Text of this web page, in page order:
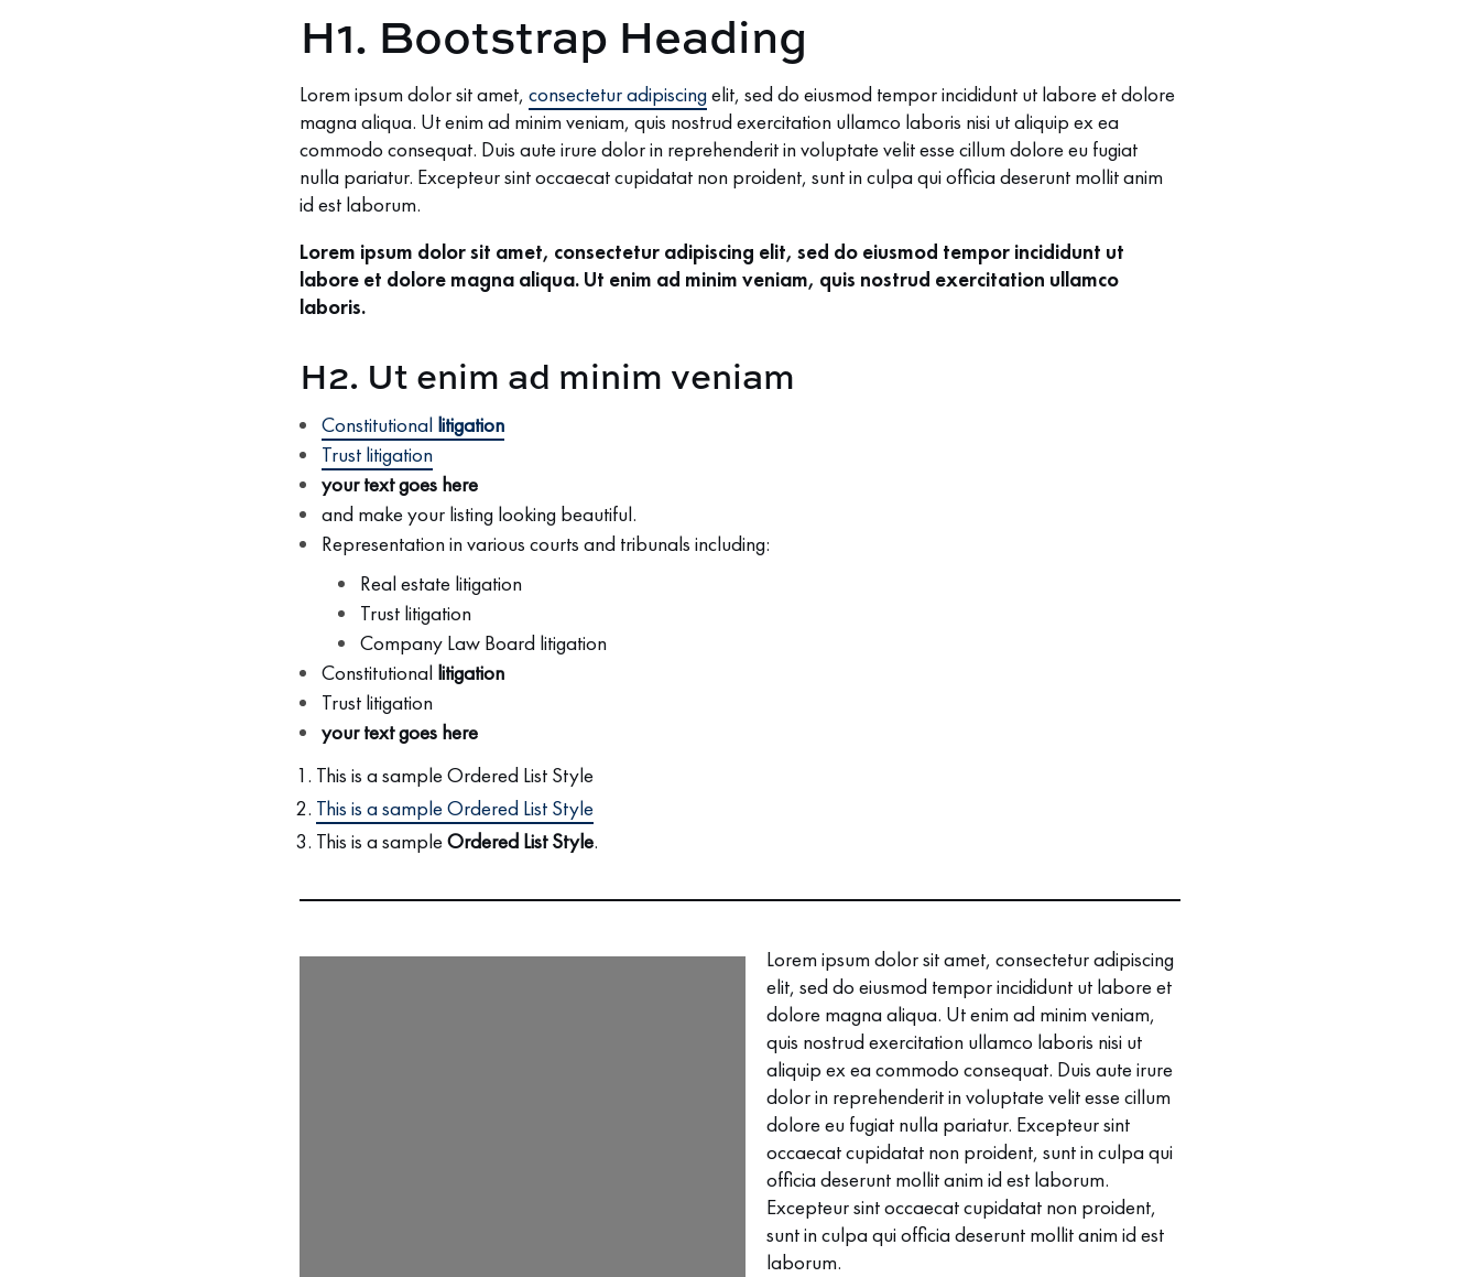
H1. Bootstrap Heading
Lorem ipsum dolor sit amet, consectetur adipiscingelit, sed do eiusmod tempor incididunt ut labore et dolore
magna aliqua. Ut enim ad minim veniam, quis nostrud exercitation ullamco laboris nisi ut aliquip ex ea
commodo consequat. Duis aute irure dolor in reprehenderit in voluptate velit esse cillum dolore eu fugiat
nulla pariatur. Excepteur sint occaecat cupidatat non proident, sunt in culpa qui officia deserunt mollit anim
id est laborum.
Lorem ipsum dolor sit amet, consectetur adipiscing elit, sed do eiusmod tempor incididunt ut
labore et dolore magna aliqua. Ut enim ad minim veniam, quis nostrud exercitation ullamco
laboris.
H2. Ut enim ad minim veniam
Constitutional litigation
Trust litigation
your text goes here
and make your listing looking beautiful.
Representation in various courts and tribunals including:
Real estate litigation
Trust litigation
Company Law Board litigation
Constitutional litigation
Trust litigation
your text goes here
This is a sample Ordered List Style
This is a sample Ordered List Style
This is a sampleOrdered List Style.
Lorem ipsum dolor sit amet, consectetur adipiscing
elit, sed do eiusmod tempor incididunt ut labore et
dolore magna aliqua. Ut enim ad minim veniam,
quis nostrud exercitation ullamco laboris nisi ut
aliquip ex ea commodo consequat. Duis aute irure
dolor in reprehenderit in voluptate velit esse cillum
dolore eu fugiat nulla pariatur. Excepteur sint
occaecat cupidatat non proident, sunt in culpa qui
officia deserunt mollit anim id est laborum.
Excepteur sint occaecat cupidatat non proident,
sunt in culpa qui officia deserunt mollit anim id est
laborum.